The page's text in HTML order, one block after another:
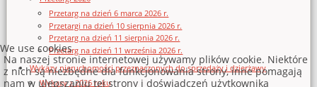
Przetarg na dzień 6 marca 2026 r.
Przetargi na dzień 10 sierpnia 2026 r.
Przetarg na dzień 11 sierpnia 2026 r.
Przetarg na dzień 11 września 2026 r.
Wykazy nieruchomości przeznaczonych do sprzedaży i dzierżawy
Wykazy z 2026 roku
We use cookies
Na naszej stronie internetowej używamy plików cookie. Niektóre
z nich są niezbędne dla funkcjonowania strony, inne pomagają
nam w ulepszaniu tej strony i doświadczeń użytkownika